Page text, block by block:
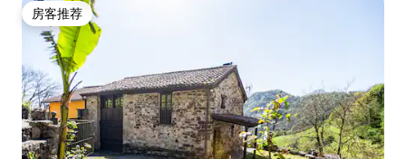
房客推荐
房客推荐